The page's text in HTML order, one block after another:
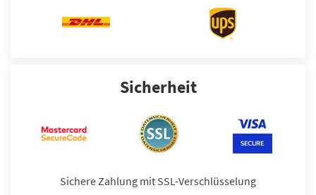
Sicherheit
Sichere Zahlung mit SSL-Verschlüsselung